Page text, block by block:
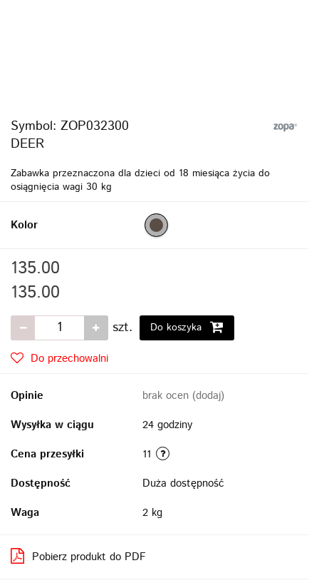
Symbol: ZOP032300
DEER
Zabawka przeznaczona dla dzieci od 18 miesiąca życia do
osiągnięcia wagi 30 kg
Kolor
135.00
135.00
szt. Do koszyka
Do przechowalni
Opinie brak ocen (dodaj)
Wysyłka w ciągu
24 godziny
Cena przesyłki
11
Dostępność
Duża dostępność
Waga
2 kg
Pobierz produkt do PDF